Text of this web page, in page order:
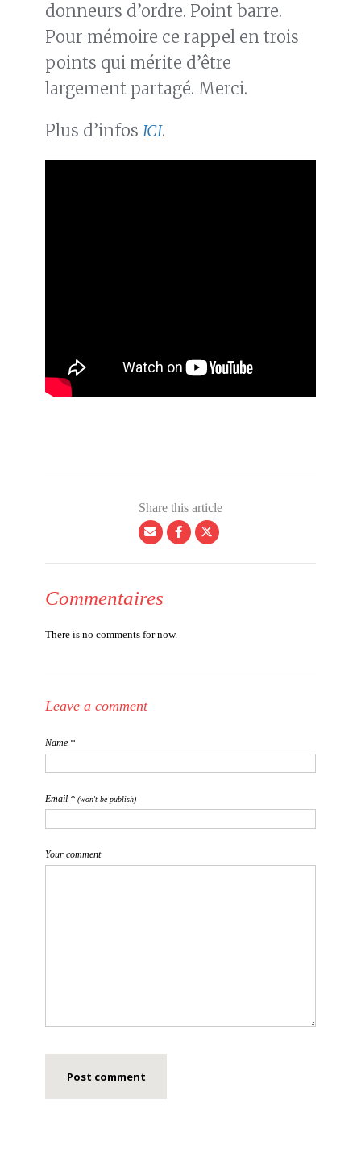
donneurs d’ordre. Point barre.
Pour mémoire ce rappel en trois
points qui mérite d’être
largement partagé. Merci.
Plus d’infos ICI.
Share this article
Commentaires
There is no comments for now.
Leave a comment
Name *
Email * (won't be publish)
Your comment